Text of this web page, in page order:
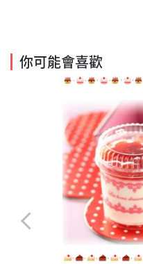
你可能會喜歡